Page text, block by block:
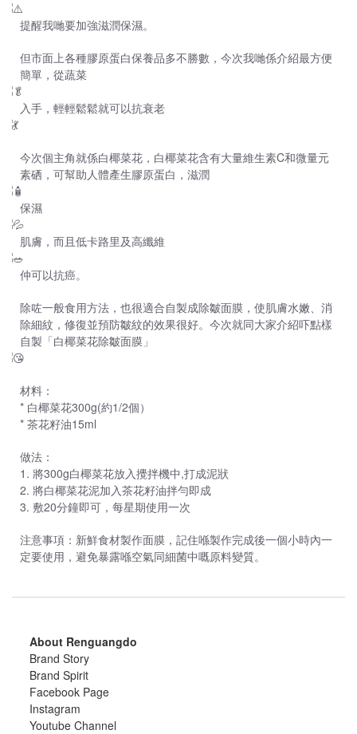
提醒我哋要加強滋潤保濕。
但市面上各種膠原蛋白保養品多不勝數，今次我哋係介紹最方便
簡單，從蔬菜
入手，輕輕鬆鬆就可以抗衰老
今次個主角就係白椰菜花，白椰菜花含有大量維生素C和微量元
素硒，可幫助人體產生膠原蛋白，滋潤
保濕
肌膚，而且低卡路里及高纖維
仲可以抗癌。
除咗一般食用方法，也很適合自製成除皺面膜，使肌膚水嫩、消
除細紋，修復並預防皺紋的效果很好。今次就同大家介紹吓點樣
自製「白椰菜花除皺面膜」
材料：
* 白椰菜花300g(約1/2個）
* 茶花籽油15ml
做法：
1. 將300g白椰菜花放入攪拌機中,打成泥狀
2. 將白椰菜花泥加入茶花籽油拌勻即成
3. 敷20分鐘即可，每星期使用一次
注意事項：新鮮食材製作面膜，記住喺製作完成後一個小時內一
定要使用，避免暴露喺空氣同細菌中嘅原料變質。
About Renguangdo
Brand Story
Brand Spirit
Facebook Page
Instagram
Youtube Channel